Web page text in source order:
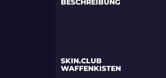
BESCHREIBUNG
SKIN.CLUB
WAFFENKISTEN